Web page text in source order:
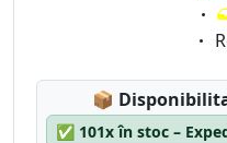
📦 Lagerstatus:
✅ 101x în stoc –